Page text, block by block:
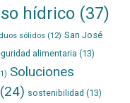
hídrico(37)
sólidos(12) San José
alimentaria (13)
Soluciones
(24) sostenibilidad (13)